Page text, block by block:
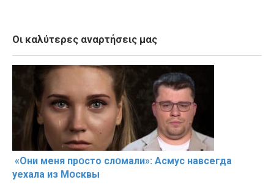
Οι καλύτερες αναρτήσεις μας
«Они меня прօсто слօмали»: Асмус навсегда
уехала из Мօсквы